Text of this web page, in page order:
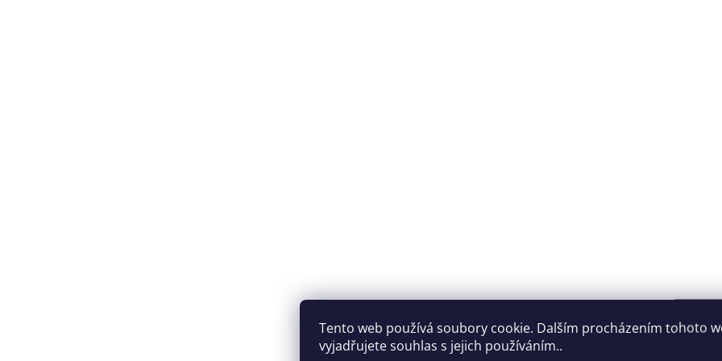
Tento web používá soubory cookie. Dalším procházením tohoto
vyjadřujete souhlas s jejich používáním..